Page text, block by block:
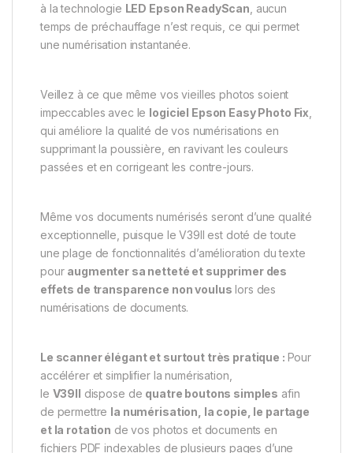
à la technologie LED Epson ReadyScan , aucun
temps de préchauffage n’est requis, ce qui permet
une numérisation instantanée.
Veillez à ce que même vos vieilles photos soient
impeccables avec le logiciel Epson Easy Photo Fix
qui améliore la qualité de vos numérisations en
supprimant la poussière, en ravivant les couleurs
passées et en corrigeant les contre-jours.
Même vos documents numérisés seront d’une qualité
exceptionnelle, puisque le V39II est doté de toute
une plage de fonctionnalités d’amélioration du texte
pour augmenter sa netteté et supprimer des
effets de transparence non voulus lors des
numérisations de documents.
Le scanner élégant et surtout très pratique : Pour
accélérer et simplifier la numérisation,
le V39II dispose de quatre boutons simples afin
de permettre la numérisation, la copie, le partage
et la rotation de vos photos et documents en
fichiers PDF indexables de plusieurs pages d’une